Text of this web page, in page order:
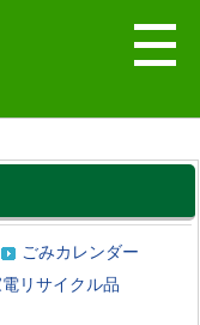
ごみカレンダー
リサイクル品